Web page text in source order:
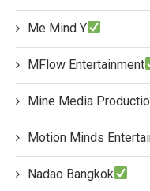
Me Mind Y
MFlow Entertainment
Mine Media
Motion Minds
Nadao Bangkok